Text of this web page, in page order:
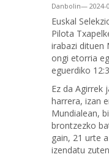
Danbolin— 2024-
Euskal
Pilota
irabazi dituen
ongi etorria
eguerdiko
Ez da Agirrek
harrera, izan
Mundialean,
brontzezko
gain, 21 urte
izendatu